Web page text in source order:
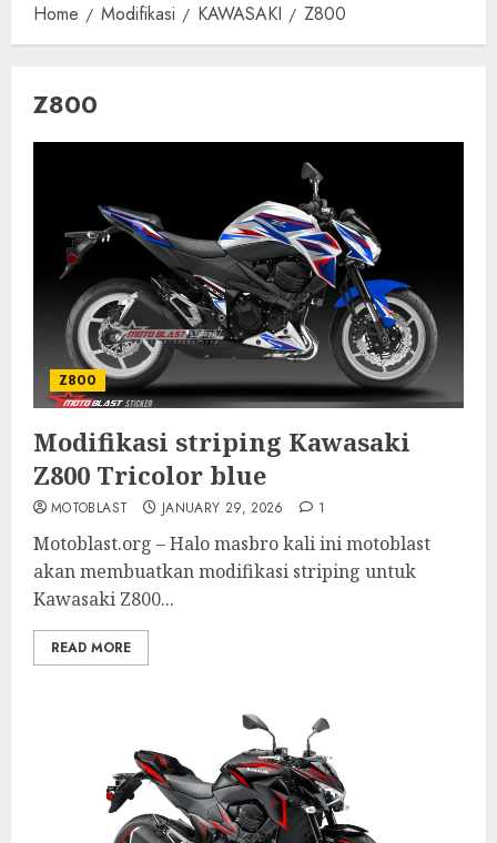
Home Modifikasi KAWASAKI Z800
Z800
Z800
Modifikasi striping Kawasaki
Z800 Tricolor blue
MOTOBLAST JANUARY 29, 2026 1
Motoblast.org – Halo masbro kali ini motoblast
akan membuatkan modifikasi striping untuk
Kawasaki Z800...
READ MORE